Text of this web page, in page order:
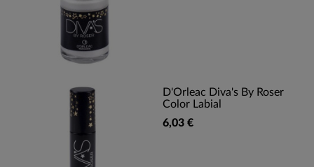
D'Orleac Diva's By Roser
Color Labial
6,03 €